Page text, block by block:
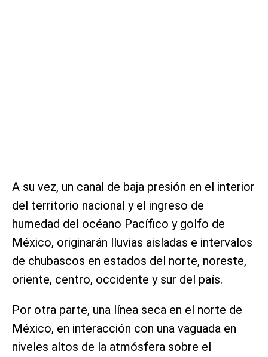
A su vez, un canal de baja presión en el interior
del territorio nacional y el ingreso de
humedad del océano Pacífico y golfo de
México, originarán lluvias aisladas e intervalos
de chubascos en estados del norte, noreste,
oriente, centro, occidente y sur del país.
Por otra parte, una línea seca en el norte de
México, en interacción con una vaguada en
niveles altos de la atmósfera sobre el